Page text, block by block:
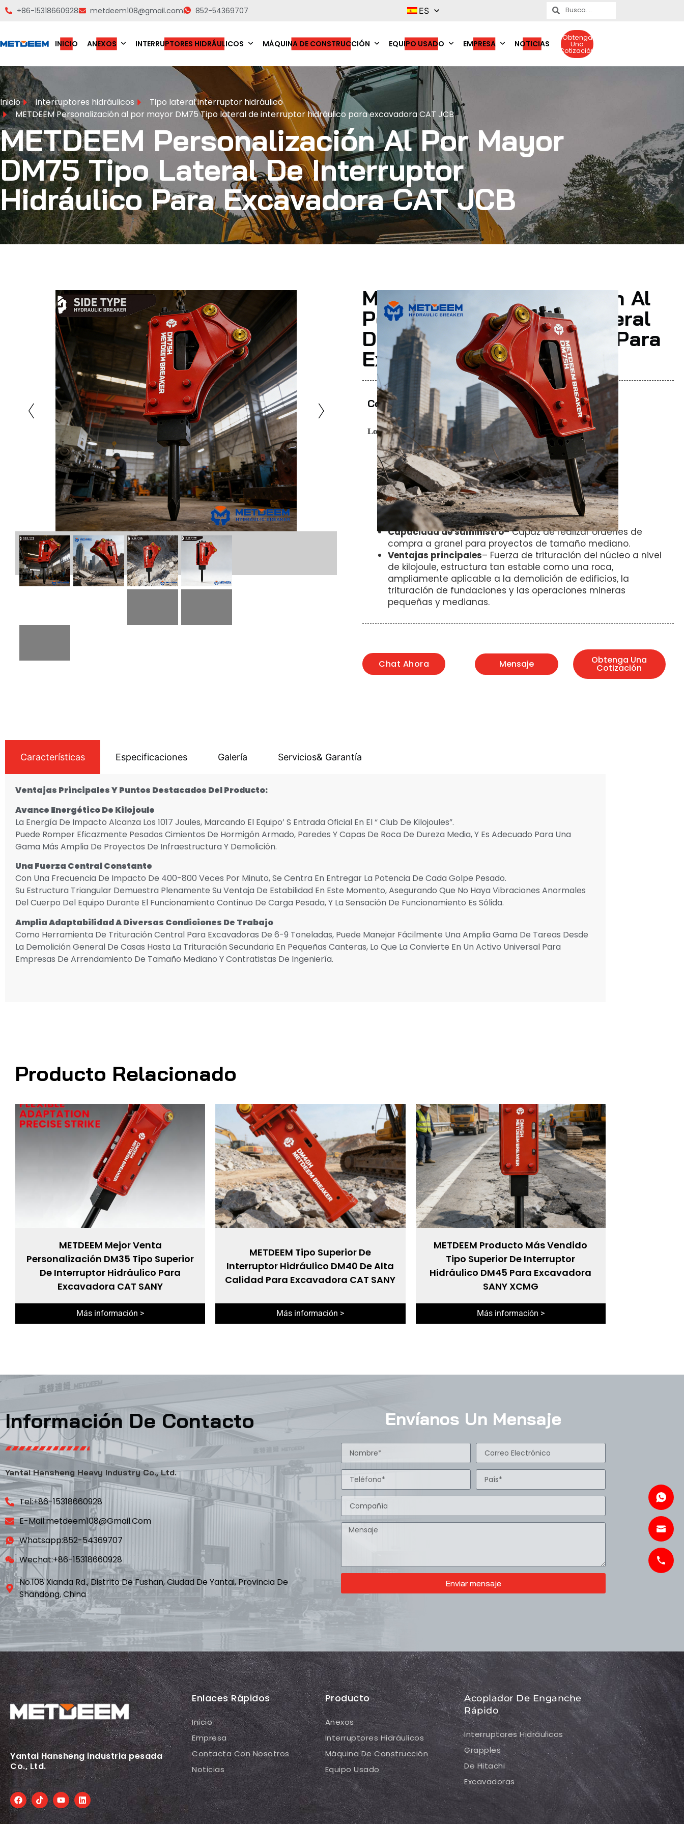
+86-15318660928 metdeem108@gmail.com 852-54369707 ES
INICIO ANEXOS INTERRUPTORES HIDRÁULICOS MÁQUINA DE CONSTRUCCIÓN EQUIPO USADO EMPRESA NOTICIAS
Obtenga
Una
Cotización
Inicio interruptores hidráulicos
Tipo lateral interruptor hidráulico
METDEEM Personalización al por mayor DM75 Tipo lateral de interruptor hidráulico para excavadora CAT JCB
METDEEM Personalización Al Por Mayor
DM75 Tipo Lateral De Interruptor
Hidráulico Para Excavadora CAT JCB
METDEEM Personalización Al
Por Mayor DM75 Tipo Lateral
De Interruptor Hidráulico Para
Excavadora CAT JCB
Comparte Esto
Los expertos recomiendan:
Marca– Metdeem
Origen – Yantai, provincia de Shandong, China.
modelo– Tipo lateral de interruptor hidráulico
Tamaño–Diámetro del cincel
Estándar–Certificación CE.
Pagométodo– Cartas de crédito y cuota
PagoLa negociación es aceptada.
Capacidad de suministro– Capaz de realizar órdenes de
compra a granel para proyectos de tamaño mediano.
Ventajas principales– Fuerza de trituración del núcleo a nivel
de kilojoule, estructura tan estable como una roca,
ampliamente aplicable a la demolición de edificios, la
trituración de fundaciones y las operaciones mineras
pequeñas y medianas.
Chat Ahora Mensaje Obtenga Una
Cotización
Características Especificaciones Galería Servicios& Garantía
Ventajas PrincipalesY Puntos Destacados Del Producto:
Avance Energético De Kilojoule
La Energía De Impacto Alcanza Los 1017 Joules, Marcando El Equipo’ S Entrada Oficial En El “ Club De Kilojoules”.
Puede Romper Eficazmente Pesados Cimientos De Hormigón Armado, Paredes Y Capas De Roca De Dureza Media, Y Es Adecuado Para Una
Gama Más Amplia De Proyectos De Infraestructura Y Demolición.
Una Fuerza Central Constante
Con Una Frecuencia De Impacto De 400-800 Veces Por Minuto, Se Centra En Entregar La Potencia De Cada Golpe Pesado.
Su Estructura Triangular Demuestra Plenamente Su Ventaja De Estabilidad En Este Momento, Asegurando Que No Haya Vibraciones Anormales
Del Cuerpo Del Equipo Durante El Funcionamiento Continuo De Carga Pesada, Y La Sensación De Funcionamiento Es Sólida.
Amplia Adaptabilidad A Diversas Condiciones De Trabajo
Como Herramienta De Trituración Central Para Excavadoras De 6-9 Toneladas, Puede Manejar Fácilmente Una Amplia Gama De Tareas Desde
La Demolición General De Casas Hasta La Trituración Secundaria En Pequeñas Canteras, Lo Que La Convierte En Un Activo Universal Para
Empresas De Arrendamiento De Tamaño Mediano Y Contratistas De Ingeniería.
Producto Relacionado
METDEEM Mejor Venta
Personalización DM35 Tipo Superior
De Interruptor Hidráulico Para
Excavadora CAT SANY
Más información >
METDEEM Tipo Superior De
Interruptor Hidráulico DM40 De Alta
Calidad Para Excavadora CAT SANY
Más información >
METDEEM Producto Más Vendido
Tipo Superior De Interruptor
Hidráulico DM45 Para Excavadora
SANY XCMG
Más información >
Información De Contacto
Yantai Hansheng Heavy Industry Co., Ltd.
Tel:+86-15318660928
E-Mail:metdeem108@gmail.com
Whatsapp:852-54369707
Wechat:+86-15318660928
No.108 Xianda Rd., Distrito De Fushan, Ciudad De Yantai, Provincia De
Shandong, China
Envíanos Un Mensaje
Enviar mensaje
Yantai Hansheng industria pesada
Co., Ltd.
Enlaces Rápidos
Inicio
Empresa
Contacta Con Nosotros
Noticias
Producto
Anexos
Interruptores Hidráulicos
Máquina De Construcción
Equipo Usado
Acoplador De Enganche
Rápido
Interruptores Hidráulicos
Grapples
De Hitachi
Excavadoras